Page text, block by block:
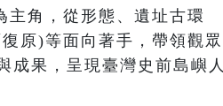
角，從形態、遺址古環
原)等面向著手，帶領觀眾
成果，呈現臺灣史前島嶼人